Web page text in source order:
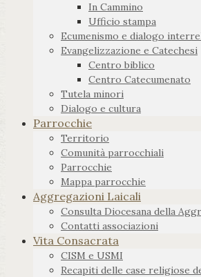
In Cammino
Ufficio stampa
Ecumenismo e dialogo
Evangelizzazione e Catechesi
Centro biblico
Centro Catecumenato
Tutela minori
Dialogo e cultura
Parrocchie
Territorio
Comunità parrocchiali
Parrocchie
Mappa parrocchie
Aggregazioni Laicali
Consulta Diocesana della
Contatti associazioni
Vita Consacrata
CISM e USMI
Recapiti delle case religiose